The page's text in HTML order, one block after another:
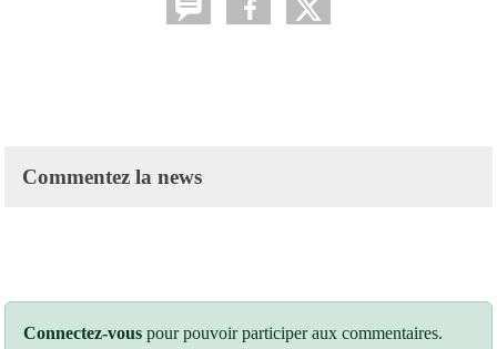
Commentez la news
Connectez-vous pour pouvoir participer aux commentaires.